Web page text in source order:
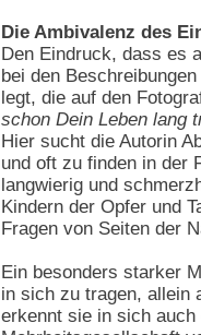
Die Ambivalenz des
Den Eindruck, dass es
bei den
legt, die auf den
schon Dein Leben lang
Hier sucht die Autorin
und oft zu finden in der
langwierig und
Kindern der Opfer und
Fragen von Seiten der
Ein besonders starker
in sich zu tragen, allein
erkennt sie in sich